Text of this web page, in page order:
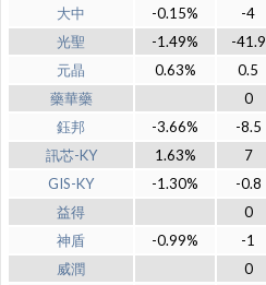
大中
-0.15% -4
光聖
-1.49% -41.9
元晶
0.63% 0.5
藥華藥
0
鈺邦
-3.66% -8.5
訊芯-KY
1.63% 7
GIS-KY
-1.30% -0.8
益得
0
神盾
-0.99% -1
威潤
0